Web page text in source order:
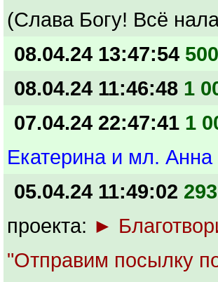
(Слава Богу! Всё
08.04.24 13:47:54
08.04.24 11:46:48 1
07.04.24 22:47:41 1
Екатерина и мл. Анна
05.04.24 11:49:02
проекта: ►
"Отправим посылку